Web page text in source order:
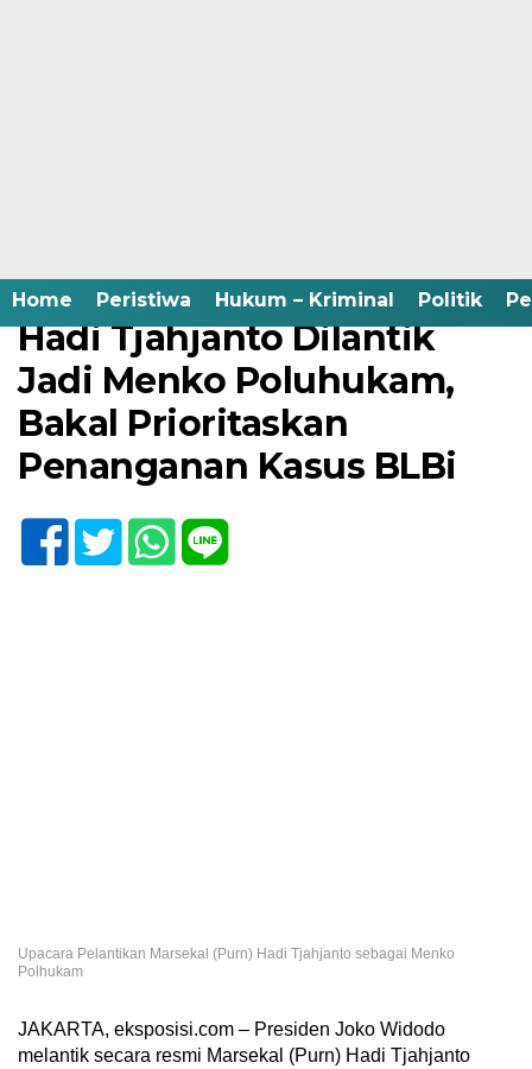
Home Peristiwa Hukum – Kriminal Politik
Kamis, 22 Februari 2024 - 10:23 WIB
Hadi Tjahjanto Dilantik
Jadi Menko Poluhukam,
Bakal Prioritaskan
Penanganan Kasus BLBi
Upacara Pelantikan Marsekal (Purn) Hadi Tjahjanto sebagai Menko
Polhukam
JAKARTA, eksposisi.com – Presiden Joko Widodo
melantik secara resmi Marsekal (Purn) Hadi Tjahjanto